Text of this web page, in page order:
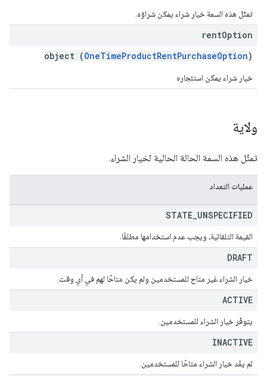
تمثّل هذه السمة خيار شراء يمكن شراؤه.
rentOption
object (OneTimeProductRentPurchaseOption)
خيار شراء يمكن استئجاره
ولاية
تمثّل هذه السمة الحالة الحالية لخيار الشراء.
عمليات التعداد
STATE UNSPECIFIED
القيمة التلقائية، ويجب عدم استخدامها مطلقًا.
DRAFT
خيار الشراء غير متاح للمستخدمين ولم يكن متاحًا لهم في أي وقت.
ACTIVE
يتوفّر خيار الشراء للمستخدمين.
INACTIVE
لم يعُد خيار الشراء متاحًا للمستخدمين.